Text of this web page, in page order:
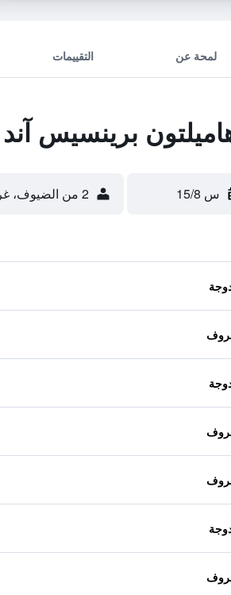
لمحة عن التقييمات
برينسيس
س 15/8 2 من الضيوف، غرفة واحدة